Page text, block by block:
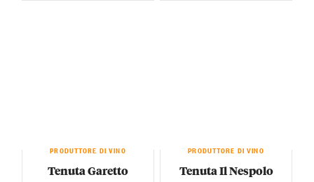
PRODUTTORE DI VINO
Tenuta Garetto
PRODUTTORE DI VINO
Tenuta Il Nespolo